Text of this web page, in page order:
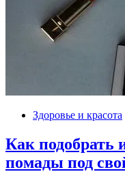
Здоровье и красота
Как подобрать
помады под